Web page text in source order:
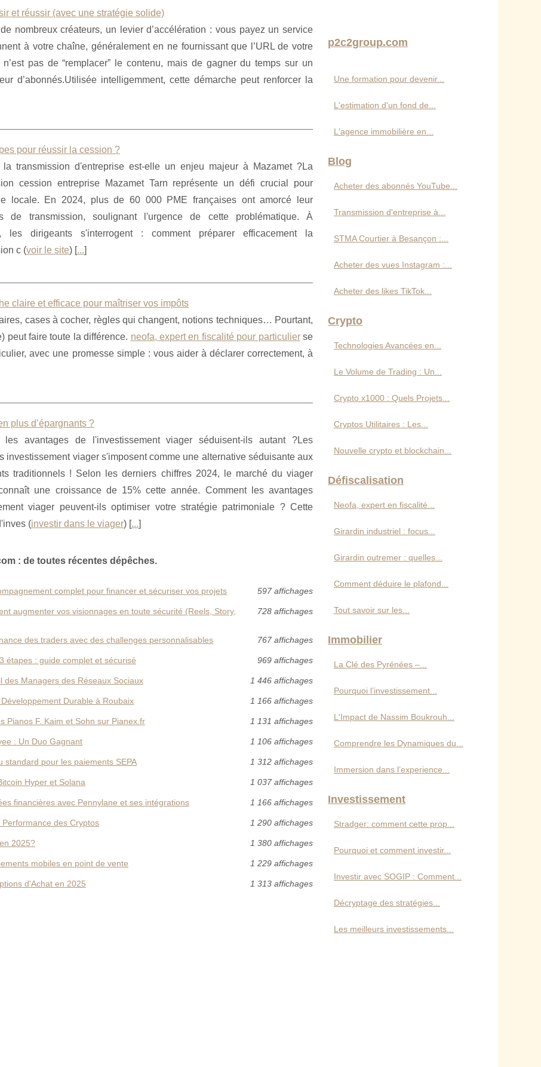
et réussir (avec une stratégie solide)
nombreux créateurs, un levier d’accélération : vous payez un service
à votre chaîne, généralement en ne fournissant que l’URL de votre
pas de “remplacer” le contenu, mais de gagner du temps sur un
d’abonnés.Utilisée intelligemment, cette démarche peut renforcer la
pour réussir la cession ?
la transmission d'entreprise est-elle un enjeu majeur à Mazamet ?La
cession entreprise Mazamet Tarn représente un défi crucial pour
locale. En 2024, plus de 60 000 PME françaises ont amorcé leur
de transmission, soulignant l'urgence de cette problématique. À
les dirigeants s'interrogent : comment préparer efficacement la
c (voir le site) [...]
claire et efficace pour maîtriser vos impôts
cases à cocher, règles qui changent, notions techniques… Pourtant,
peut faire toute la différence. neofa, expert en fiscalité pour particulierse
avec une promesse simple : vous aider à déclarer correctement, à
plus d’épargnants ?
les avantages de l'investissement viager séduisent-ils autant ?Les
investissement viager s'imposent comme une alternative séduisante aux
traditionnels ! Selon les derniers chiffres 2024, le marché du viager
une croissance de 15% cette année. Comment les avantages
viager peuvent-ils optimiser votre stratégie patrimoniale ? Cette
(investir dans le viager) [...]
: de toutes récentes dépêches.
complet pour financer et sécuriser vos projets 597 affichages
augmenter vos visionnages en toute sécurité (Reels, Story,
728 affichages
des traders avec des challenges personnalisables 767 affichages
étapes : guide complet et sécurisé 969 affichages
des Managers des Réseaux Sociaux 1 446 affichages
Durable à Roubaix 1 166 affichages
Pianos F. Kaim et Sohn sur Pianex.fr 1 131 affichages
: Un Duo Gagnant 1 106 affichages
standard pour les paiements SEPA 1 312 affichages
Hyper et Solana 1 037 affichages
financières avec Pennylane et ses intégrations 1 166 affichages
des Cryptos 1 290 affichages
2025? 1 380 affichages
mobiles en point de vente 1 229 affichages
d'Achat en 2025 1 313 affichages
p2c2group.com
Une formation pour devenir...
L'estimation d'un fond de...
L'agence immobilière en...
Blog
Acheter des abonnés YouTube...
Transmission d'entreprise à...
STMA Courtier à Besançon :...
Acheter des vues Instagram :...
Acheter des likes TikTok...
Crypto
Technologies Avancées en...
Le Volume de Trading : Un...
Crypto x1000 : Quels Projets...
Cryptos Utilitaires : Les...
Nouvelle crypto et blockchain...
Défiscalisation
Neofa, expert en fiscalité...
Girardin industriel : focus...
Girardin outremer : quelles...
Comment déduire le plafond...
Tout savoir sur les...
Immobilier
La Clé des Pyrénées –...
Pourquoi l’investissement...
L'Impact de Nassim Boukrouh...
Comprendre les Dynamiques du...
Immersion dans l’experience...
Investissement
Stradger: comment cette prop...
Pourquoi et comment investir...
Investir avec SOGIP : Comment...
Décryptage des stratégies...
Les meilleurs investissements...